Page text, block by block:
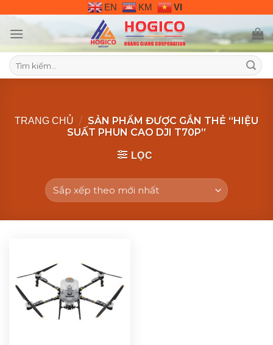
content
EN KM VI
Tìm
kiếm:
TRANG CHỦ / SẢN PHẨM ĐƯỢC GẮN THẺ “HIỆU
SUẤT PHUN CAO DJI T70P”
LỌC